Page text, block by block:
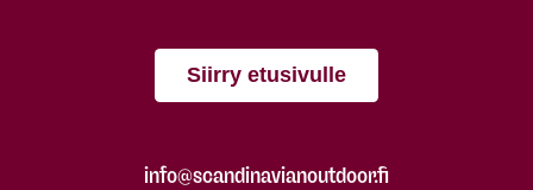
Siirry etusivulle
info@scandinavianoutdoor.fi